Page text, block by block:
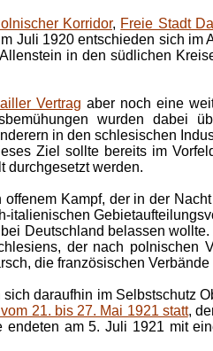
Korridor, Freie Stadt
Juli 1920 entschieden sich
in den südlichen
Vertrag aber noch eine
wurden dabei
in den schlesischen
Ziel sollte bereits im
durchgesetzt werden.
Kampf, der in der
italienischen
Deutschland belassen
der nach polnischen
die französischen
daraufhin im Selbstschutz
21. bis 27. Mai 1921 statt,
am 5. Juli 1921 mit